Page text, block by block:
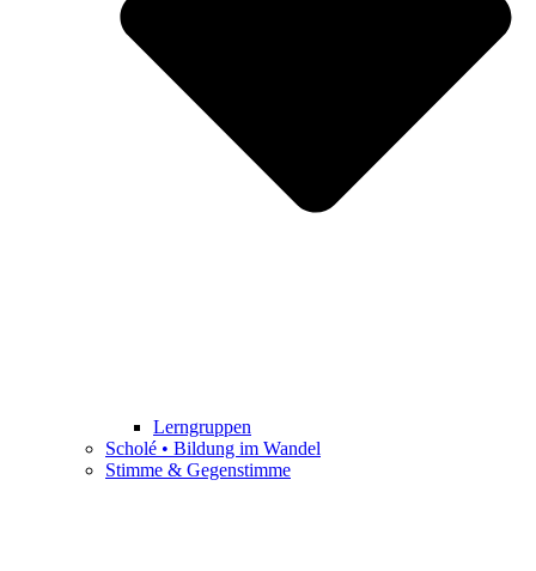
Lerngruppen
Scholé • Bildung im Wandel
Stimme & Gegenstimme